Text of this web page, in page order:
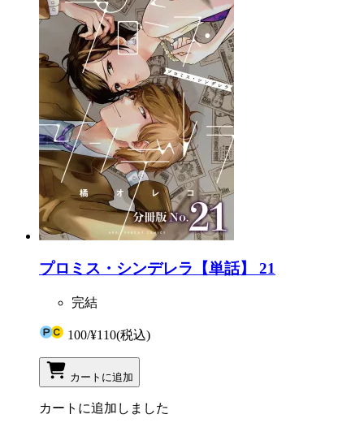
プロミス・シンデレラ【単話】 21
完結
100/¥110(税込)
カートに追加
カートに追加しました